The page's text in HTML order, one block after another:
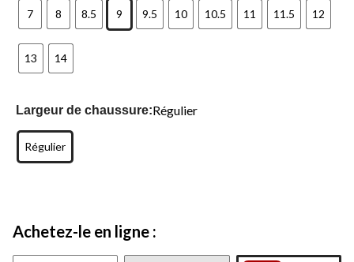
7 8 8.5 9 9.5 10 10.5 11 11.5 12
13 14
Largeur de chaussure:Régulier
Régulier
Achetez-le en ligne :